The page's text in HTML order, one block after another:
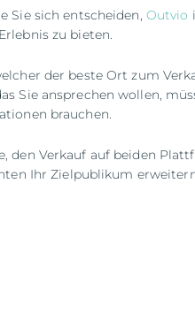
Sie sich entscheiden, Outvio
zu bieten.
der beste Ort zum
Sie ansprechen wollen,
brauchen.
den Verkauf auf beiden
Ihr Zielpublikum